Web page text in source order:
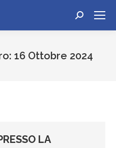
Cerca:
16 Ottobre 2024
LA